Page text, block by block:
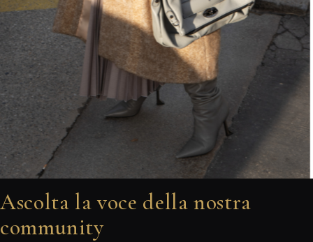
Ascolta la voce della nostra
community